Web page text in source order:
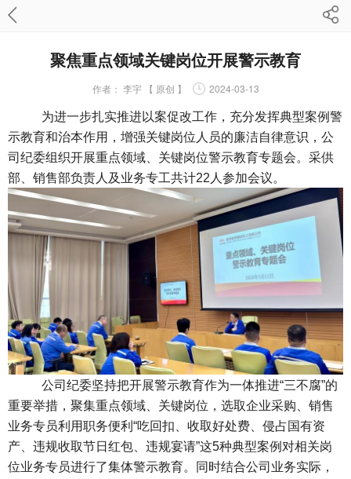
聚焦重点领域关键岗位开展警示教育
作者： 李宇 【 原创 】 2024-03-13
为进一步扎实推进以案促改工作，充分发挥典型案例警
示教育和治本作用，增强关键岗位人员的廉洁自律意识，公
司纪委组织开展重点领域、关键岗位警示教育专题会。采供
部、销售部负责人及业务专工共计22人参加会议。
公司纪委坚持把开展警示教育作为一体推进“三不腐”的
重要举措，聚集重点领域、关键岗位，选取企业采购、销售
业务专员利用职务便利“吃回扣、收取好处费、侵占国有资
产、违规收取节日红包、违规宴请”这5种典型案例对相关岗
位业务专员进行了集体警示教育。同时结合公司业务实际，